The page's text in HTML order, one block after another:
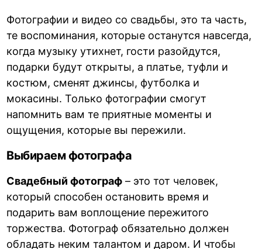
Фотографии и видео со свадьбы, это та часть,
те воспоминания, которые останутся навсегда,
когда музыку утихнет, гости разойдутся,
подарки будут открыты, а платье, туфли и
костюм, сменят джинсы, футболка и
мокасины. Только фотографии смогут
напомнить вам те приятные моменты и
ощущения, которые вы пережили.
Выбираем фотографа
Свадебный фотограф – это тот человек,
который способен остановить время и
подарить вам воплощение пережитого
торжества. Фотограф обязательно должен
обладать неким талантом и даром. И чтобы